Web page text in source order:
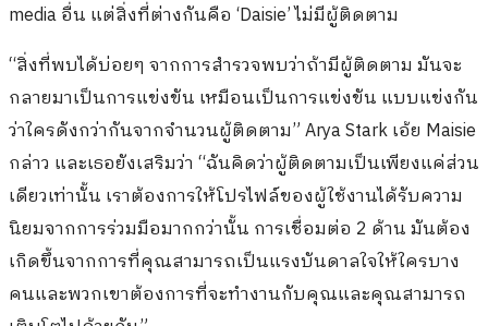
media อื่น แต่สิ่งที่ต่างกันคือ ‘Daisie’ ไม่มีผู้ติดตาม
“สิ่งที่พบได้บ่อยๆ จากการสำรวจพบว่าถ้ามีผู้ติดตาม มันจะ
กลายมาเป็นการแข่งขัน เหมือนเป็นการแข่งขัน แบบแข่งกัน
ว่าใครดังกว่ากันจากจำนวนผู้ติดตาม” Arya Stark เอ้ย Maisie
กล่าว และเธอยังเสริมว่า “ฉันคิดว่าผู้ติดตามเป็นเพียงแค่ส่วน
เดียวเท่านั้น เราต้องการให้โปรไฟล์ของผู้ใช้งานได้รับความ
นิยมจากการร่วมมือมากกว่านั้น การเชื่อมต่อ 2 ด้าน มันต้อง
เกิดขึ้นจากการที่คุณสามารถเป็นแรงบันดาลใจให้ใครบาง
คนและพวกเขาต้องการที่จะทำงานกับคุณและคุณสามารถ